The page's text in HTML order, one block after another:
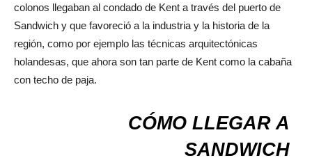
colonos llegaban al condado de Kent a través del puerto de
Sandwich y que favoreció a la industria y la historia de la
región, como por ejemplo las técnicas arquitectónicas
holandesas, que ahora son tan parte de Kent como la cabaña
con techo de paja.
CÓMO LLEGAR A
SANDWICH